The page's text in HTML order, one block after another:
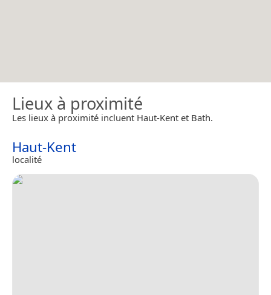
Lieux à proximité
Les lieux à proximité incluent Haut-Kent et Bath.
Haut-Kent
localité